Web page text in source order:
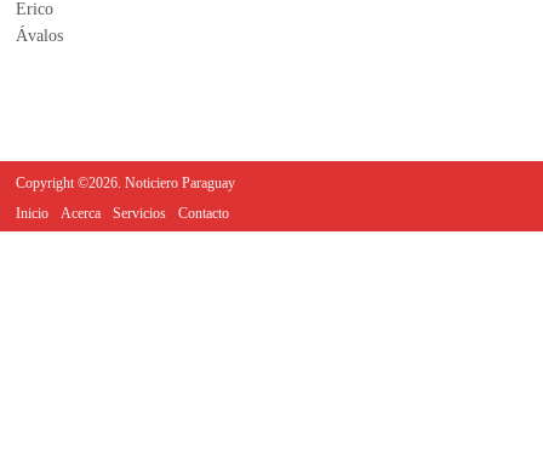
Copyright ©2026. Noticiero Paraguay
Inicio
Acerca Servicios Contacto